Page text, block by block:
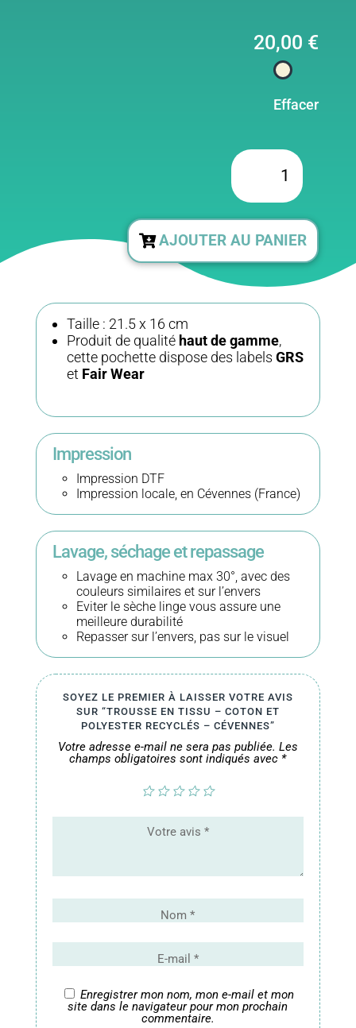
20,00 €
Effacer
quantité
de
Trousse
en
tissu
–
–
Cévennes
AJOUTER AU PANIER
Taille : 21.5 x 16 cm
Produit de qualité haut de gamme,
cette pochette dispose des labels GRS
et Fair Wear
Impression
Impression DTF
Impression locale, en Cévennes (France)
Lavage, séchage et repassage
Lavage en machine max 30°, avec des
couleurs similaires et sur l’envers
Eviter le sèche linge vous assure une
meilleure durabilité
Repasser sur l’envers, pas sur le visuel
SOYEZ LE PREMIER À LAISSER VOTRE AVIS
SUR “TROUSSE EN TISSU – COTON ET
POLYESTER RECYCLÉS – CÉVENNES”
Votre adresse e-mail ne sera pas publiée. Les
champs obligatoires sont indiqués avec *
Enregistrer mon nom, mon e-mail et mon
site dans le navigateur pour mon prochain
commentaire.